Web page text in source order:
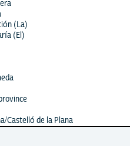
(La)
(El)
Castelló de la Plana